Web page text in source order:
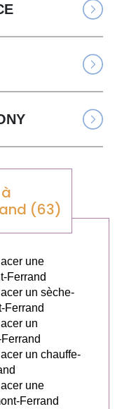
(63)
une
Ferrand
un sèche-
Ferrand
un
un chauffe-
une
Ferrand